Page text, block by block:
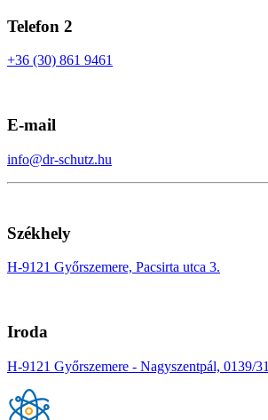
Telefon 2
+36 (30) 861 9461
E-mail
info@dr-schutz.hu
Székhely
H-9121 Győrszemere, Pacsirta utca 3.
Iroda
H-9121 Győrszemere - Nagyszentpál, 0139/31